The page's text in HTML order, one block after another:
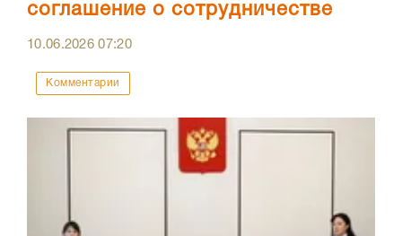
соглашение о сотрудничестве
10.06.202607:20
Комментарии